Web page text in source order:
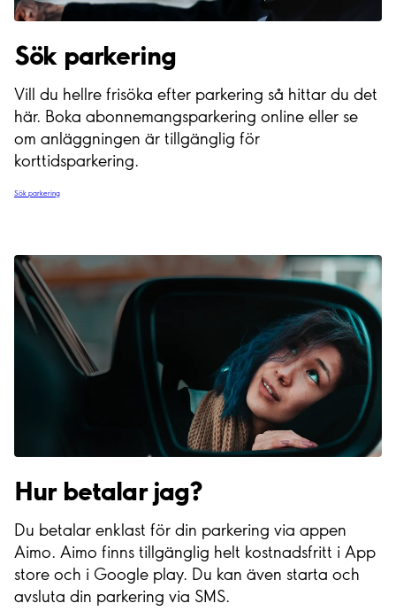
Sök parkering
Vill du hellre frisöka efter parkering så hittar du det
här. Boka abonnemangsparkering online eller se
om anläggningen är tillgänglig för
korttidsparkering.
Sök parkering
Hur betalar jag?
Du betalar enklast för din parkering via appen
Aimo. Aimo finns tillgänglig helt kostnadsfritt i App
store och i Google play. Du kan även starta och
avsluta din parkering via SMS.